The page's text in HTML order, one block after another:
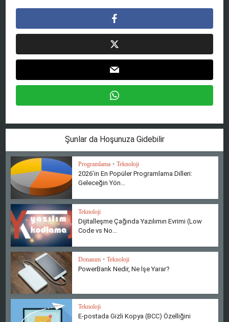
Şunlar da Hoşunuza Gidebilir
Programlama • Teknoloji
2026’in En Popüler Programlama Dilleri:
Geleceğin Yön...
Teknoloji
Dijitalleşme Çağında Yazılımın Evrimi (Low
Code vs No...
Donanım • Teknoloji
PowerBank Nedir, Ne İşe Yarar?
Teknoloji
E-postada Gizli Kopya (BCC) Özelliğini